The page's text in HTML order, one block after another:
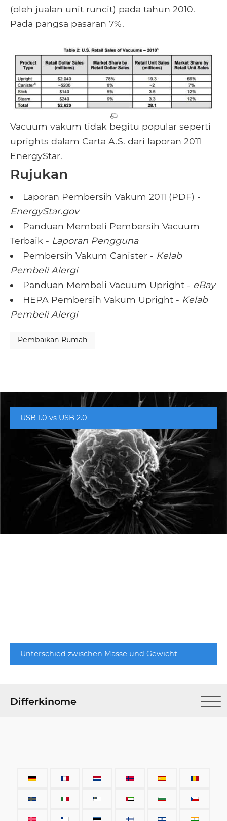
(oleh jualan unit runcit) pada tahun 2010.
Pada pangsa pasaran 7%.
Vacuum vakum tidak begitu popular seperti
uprights dalam Carta A.S. dari laporan 2011
EnergyStar.
Rujukan
Laporan Pembersih Vakum 2011 (PDF) -
EnergyStar.gov
Panduan Membeli Pembersih Vacuum
Terbaik - Laporan Pengguna
Pembersih Vakum Canister - Kelab
Pembeli Alergi
Panduan Membeli Vacuum Upright - eBay
HEPA Pembersih Vakum Upright - Kelab
Pembeli Alergi
Pembaikan Rumah
USB 1.0 vs USB 2.0
Unterschied zwischen Masse und Gewicht
Differkinome